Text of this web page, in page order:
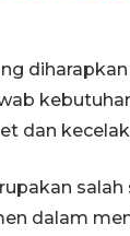
dan
dalam